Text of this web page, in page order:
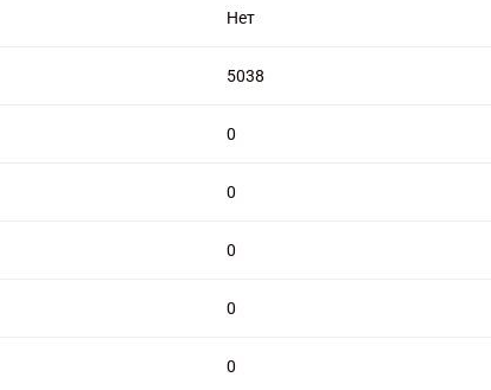
Нет
5038
0
0
0
0
0